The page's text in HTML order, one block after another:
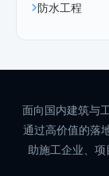
防水工程
面向国内建筑与
通过高价值的落
助施工企业、